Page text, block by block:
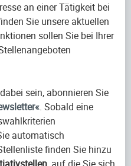
an einer Tätigkeit bei
Sie unsere aktuellen
sollen Sie bei Ihrer
sein, abonnieren Sie
. Sobald eine
automatisch
finden Sie hinzu